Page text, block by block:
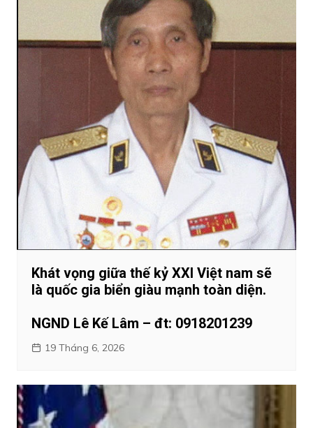
Khát vọng giữa thế kỷ XXI Việt nam sẽ
là quốc gia biển giàu mạnh toàn diện.
NGND Lê Kế Lâm – đt: 0918201239
19 Tháng 6, 2026